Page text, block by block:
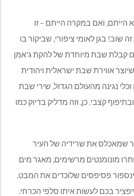
ואם במקרה הייתם – זו
בגן לאומי ציפורי, שביקור בו
קבלת שבת מיוחדת של להקת ג'אמן
אווירת שבת ישראלית ויהודית
נגינה מהעולם הגדול, שירי שבת
קצבי. כן, וזה מדליק בדיוק כמו
שמאכלס את שרידיה של העיר
מונומנטים מרשימים, מאגר מים
פסיפסים שלוכדים את המבט.
שיפציר בכם לעשות איתו סלפי הכרחי.